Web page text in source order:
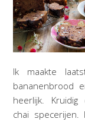
Ik maakte
bananenbrood
heerlijk. Kruidig
chai specerijen.